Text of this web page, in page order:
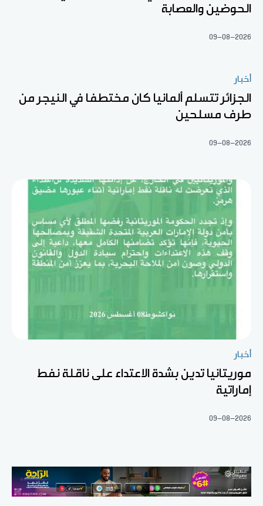
الحوضين والعصابة
09-08-2026
أخبار
الجزائر تتسلم ألمانيا كان مختطفا في النيجر من
طرف مسلحين
09-08-2026
أخبار
موريتانيا تدين بشدة الاعتداء على ناقلة نفط
إماراتية
09-08-2026